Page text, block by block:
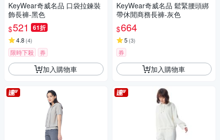
KeyWear奇威名品 口袋拉鍊裝
飾長褲-黑色
$521 61折
4.8 (4)
限時下殺 券
加入購物車
KeyWear奇威名品 鬆緊腰頭綁
帶休閒商務長褲-灰色
$664
5 (3)
券
加入購物車